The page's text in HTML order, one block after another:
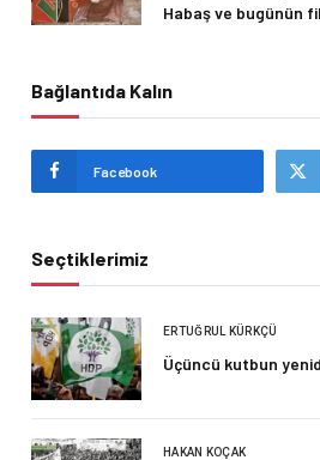
Habaş ve bugünün
Bağlantıda Kalın
Facebook
Seçtiklerimiz
ERTUĞRUL KÜRKÇÜ
Üçüncü kutbun
HAKAN KOÇAK